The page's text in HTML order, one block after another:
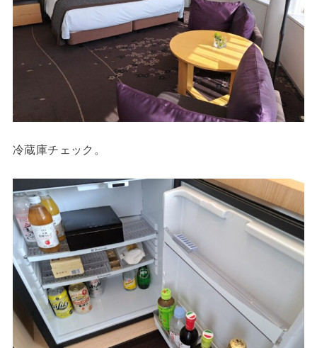
冷蔵庫チェック。